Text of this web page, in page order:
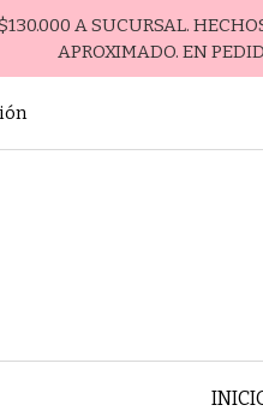
A SUCURSAL.
APROXIMADO. EN